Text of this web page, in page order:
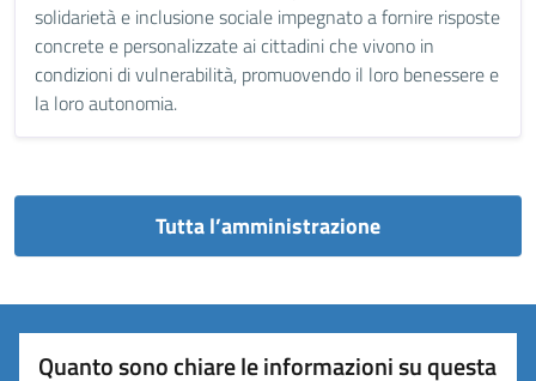
solidarietà e inclusione sociale impegnato a fornire risposte
concrete e personalizzate ai cittadini che vivono in
condizioni di vulnerabilità, promuovendo il loro benessere e
la loro autonomia.
Tutta l’amministrazione
Quanto sono chiare le informazioni su questa